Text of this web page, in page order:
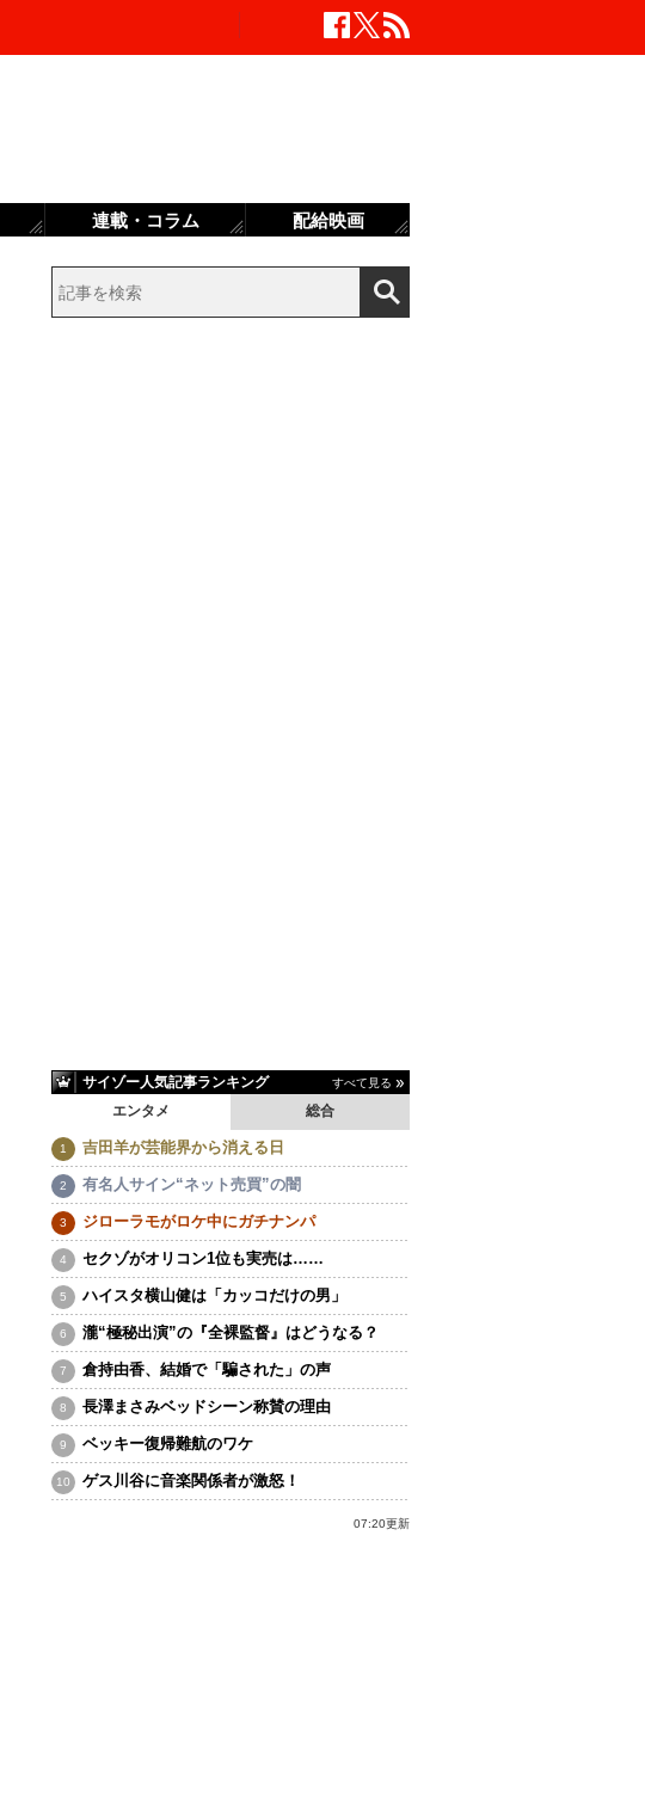
サイゾー人気記事ランキング すべて見る
エンタメ 総合
吉田羊が芸能界から消える日
有名人サイン“ネット売買”の闇
ジローラモがロケ中にガチナンパ
セクゾがオリコン1位も実売は……
ハイスタ横山健は「カッコだけの男」
瀧“極秘出演”の『全裸監督』はどうなる？
倉持由香、結婚で「騙された」の声
長澤まさみベッドシーン称賛の理由
ベッキー復帰難航のワケ
ゲス川谷に音楽関係者が激怒！
07:20更新
連載・コラム 配給映画